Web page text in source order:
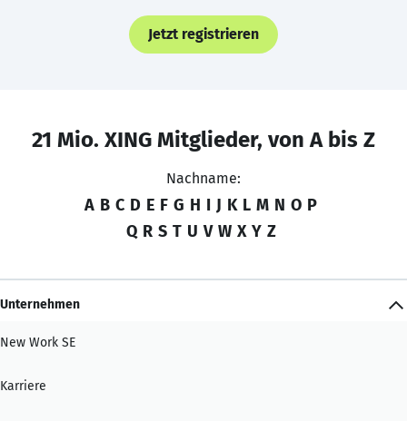
Jetzt registrieren
21 Mio. XING Mitglieder, von A bis Z
Nachname:
A B C D E F G H I J K L M N O P
Q R S T U V W X Y Z
Unternehmen
New Work SE
Karriere